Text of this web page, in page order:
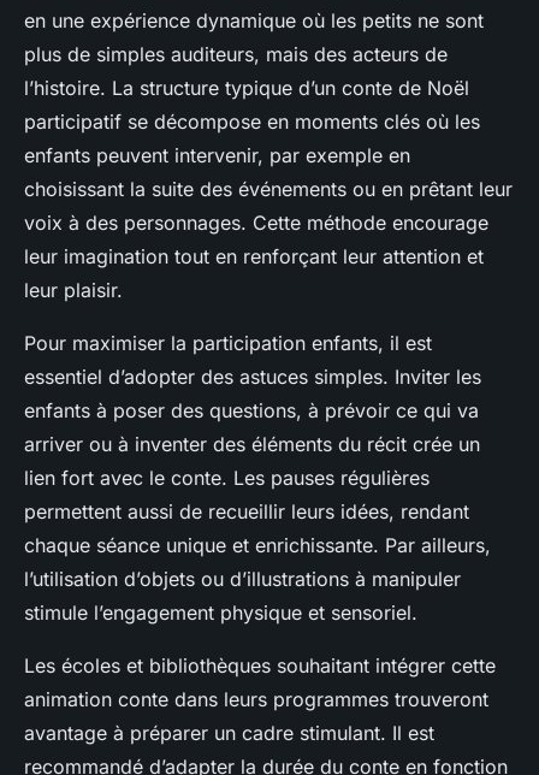
en une expérience dynamique où les petits ne sont
plus de simples auditeurs, mais des acteurs de
l’histoire. La structure typique d’un conte de Noël
participatif se décompose en moments clés où les
enfants peuvent intervenir, par exemple en
choisissant la suite des événements ou en prêtant leur
voix à des personnages. Cette méthode encourage
leur imagination tout en renforçant leur attention et
leur plaisir.
Pour maximiser la participation enfants, il est
essentiel d’adopter des astuces simples. Inviter les
enfants à poser des questions, à prévoir ce qui va
arriver ou à inventer des éléments du récit crée un
lien fort avec le conte. Les pauses régulières
permettent aussi de recueillir leurs idées, rendant
chaque séance unique et enrichissante. Par ailleurs,
l’utilisation d’objets ou d’illustrations à manipuler
stimule l’engagement physique et sensoriel.
Les écoles et bibliothèques souhaitant intégrer cette
animation conte dans leurs programmes trouveront
avantage à préparer un cadre stimulant. Il est
recommandé d’adapter la durée du conte en fonction